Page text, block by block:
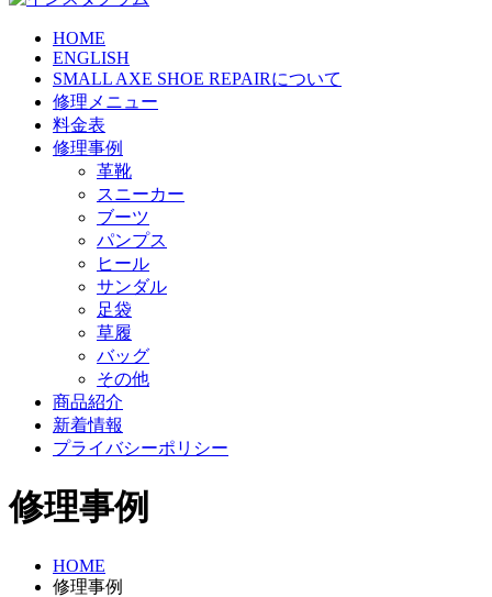
HOME
ENGLISH
SMALL AXE SHOE REPAIRについて
修理メニュー
料金表
修理事例
革靴
スニーカー
ブーツ
パンプス
ヒール
サンダル
足袋
草履
バッグ
その他
商品紹介
新着情報
プライバシーポリシー
修理事例
HOME
修理事例